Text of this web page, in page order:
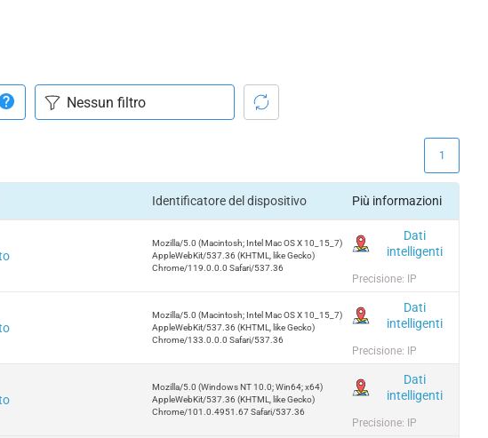
1
Identificatore del dispositivo Più informazioni
Mozilla/5.0 (Macintosh; Intel Mac OS X 10_15_7)
AppleWebKit/537.36 (KHTML, like Gecko)
Chrome/119.0.0.0 Safari/537.36
Dati
intelligenti
Precisione: IP
Mozilla/5.0 (Macintosh; Intel Mac OS X 10_15_7)
AppleWebKit/537.36 (KHTML, like Gecko)
Chrome/133.0.0.0 Safari/537.36
Dati
intelligenti
Precisione: IP
Mozilla/5.0 (Windows NT 10.0; Win64; x64)
AppleWebKit/537.36 (KHTML, like Gecko)
Chrome/101.0.4951.67 Safari/537.36
Dati
intelligenti
Precisione: IP